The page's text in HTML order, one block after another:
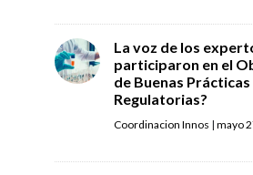
La voz de los
participaron en el
de Buenas Prácticas
Regulatorias?
Coordinacion Innos | mayo